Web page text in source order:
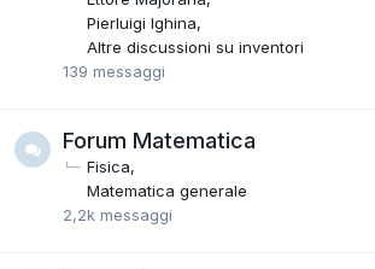
Pierluigi Ighina
Altre discussioni su inventori
139 messaggi
Forum Matematica
Fisica
Matematica generale
2,2k messaggi